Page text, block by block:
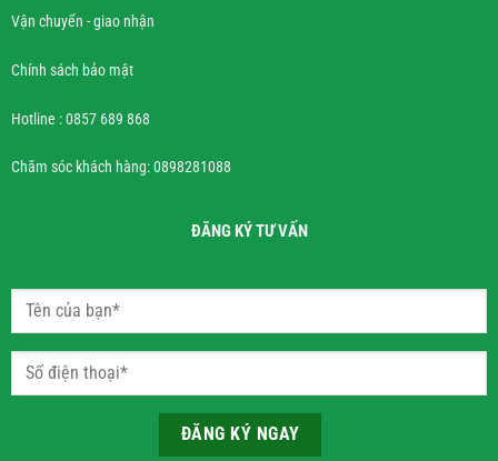
Vận chuyển - giao nhận
Chính sách bảo mật
Hotline : 0857 689 868
Chăm sóc khách hàng: 0898281088
ĐĂNG KÝ TƯ VẤN